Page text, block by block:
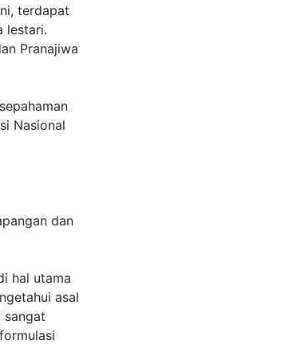
terdapat
lestari.
Pranajiwa
Nasional
dan
hal utama
asal
sangat